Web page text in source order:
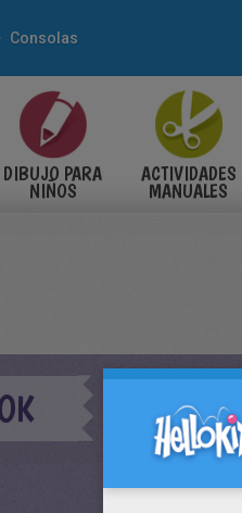
Consolas
DIBUJO PARA
NIÑOS
ACTIVIDADES
MANUALES